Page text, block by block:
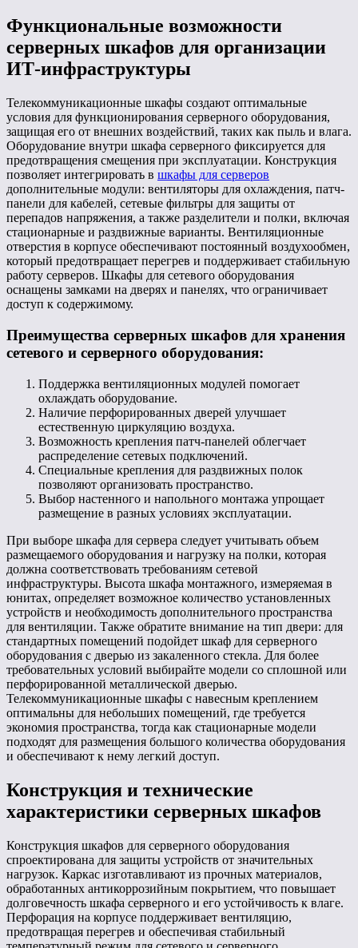
Функциональные возможности
серверных шкафов для организации
ИТ-инфраструктуры
Телекоммуникационные шкафы создают оптимальные
условия для функционирования серверного оборудования,
защищая его от внешних воздействий, таких как пыль и влага.
Оборудование внутри шкафа серверного фиксируется для
предотвращения смещения при эксплуатации. Конструкция
позволяет интегрировать в шкафы для серверов
дополнительные модули: вентиляторы для охлаждения, патч-
панели для кабелей, сетевые фильтры для защиты от
перепадов напряжения, а также разделители и полки, включая
стационарные и раздвижные варианты. Вентиляционные
отверстия в корпусе обеспечивают постоянный воздухообмен,
который предотвращает перегрев и поддерживает стабильную
работу серверов. Шкафы для сетевого оборудования
оснащены замками на дверях и панелях, что ограничивает
доступ к содержимому.
Преимущества серверных шкафов для хранения
сетевого и серверного оборудования:
Поддержка вентиляционных модулей помогает
охлаждать оборудование.
Наличие перфорированных дверей улучшает
естественную циркуляцию воздуха.
Возможность крепления патч-панелей облегчает
распределение сетевых подключений.
Специальные крепления для раздвижных полок
позволяют организовать пространство.
Выбор настенного и напольного монтажа упрощает
размещение в разных условиях эксплуатации.
При выборе шкафа для сервера следует учитывать объем
размещаемого оборудования и нагрузку на полки, которая
должна соответствовать требованиям сетевой
инфраструктуры. Высота шкафа монтажного, измеряемая в
юнитах, определяет возможное количество установленных
устройств и необходимость дополнительного пространства
для вентиляции. Также обратите внимание на тип двери: для
стандартных помещений подойдет шкаф для серверного
оборудования с дверью из закаленного стекла. Для более
требовательных условий выбирайте модели со сплошной или
перфорированной металлической дверью.
Телекоммуникационные шкафы с навесным креплением
оптимальны для небольших помещений, где требуется
экономия пространства, тогда как стационарные модели
подходят для размещения большого количества оборудования
и обеспечивают к нему легкий доступ.
Конструкция и технические
характеристики серверных шкафов
Конструкция шкафов для серверного оборудования
спроектирована для защиты устройств от значительных
нагрузок. Каркас изготавливают из прочных материалов,
обработанных антикоррозийным покрытием, что повышает
долговечность шкафа серверного и его устойчивость к влаге.
Перфорация на корпусе поддерживает вентиляцию,
предотвращая перегрев и обеспечивая стабильный